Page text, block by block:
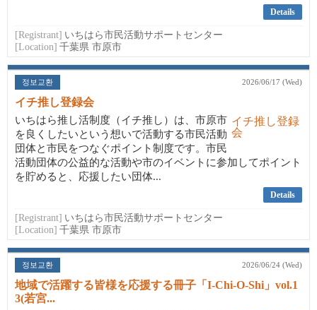
Details
[Registrant] いちはら市民活動サポートセンター
[Location] 千葉県 市原市
정보교환 2026/06/17 (Wed)
イチ推し登録会
いちはら推し活制度（イチ推し）は、市原市
を良くしたいという想いで活動する市民活動
団体と市民をつなぐポイント制度です。市民
活動団体の公益的な活動や市のイベントに参加してポイント
を貯めると、応援したい団体...
Details
[Registrant] いちはら市民活動サポートセンター
[Location] 千葉県 市原市
정보교환 2026/06/24 (Wed)
地域で活躍する皆様を応援する冊子「I-Chi-O-Shi」vol.1
3(若宮...